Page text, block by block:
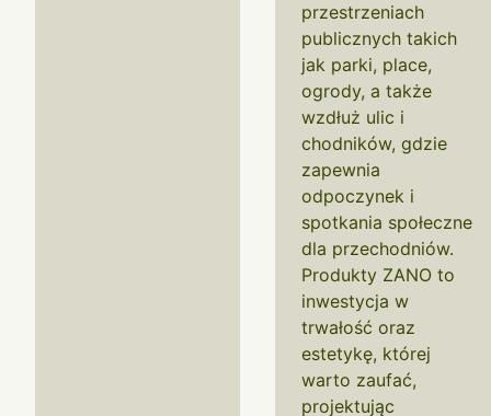
przestrzeniach
publicznych takich
jak parki, place,
ogrody, a także
wzdłuż ulic i
chodników, gdzie
zapewnia
odpoczynek i
spotkania społeczne
dla przechodniów.
Produkty ZANO to
inwestycja w
trwałość oraz
estetykę, której
warto zaufać,
projektując